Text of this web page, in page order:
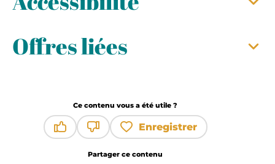
Offres liées
Ce contenu vous a été utile ?
Enregistrer
Partager ce contenu